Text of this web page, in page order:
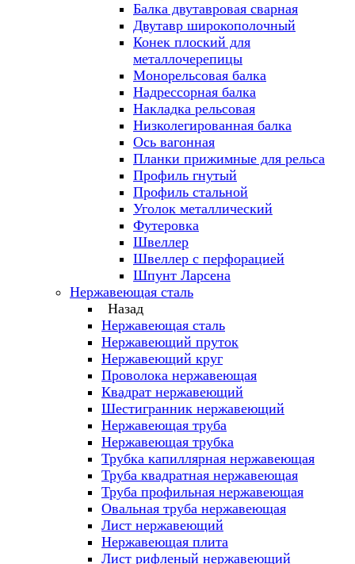
Балка двутавровая сварная
Двутавр широкополочный
Конек плоский для
металлочерепицы
Монорельсовая балка
Надрессорная балка
Накладка рельсовая
Низколегированная балка
Ось вагонная
Планки прижимные для рельса
Профиль гнутый
Профиль стальной
Уголок металлический
Футеровка
Швеллер
Швеллер с перфорацией
Шпунт Ларсена
Нержавеющая сталь
Назад
Нержавеющая сталь
Нержавеющий пруток
Нержавеющий круг
Проволока нержавеющая
Квадрат нержавеющий
Шестигранник нержавеющий
Нержавеющая труба
Нержавеющая трубка
Трубка капиллярная нержавеющая
Труба квадратная нержавеющая
Труба профильная нержавеющая
Овальная труба нержавеющая
Лист нержавеющий
Нержавеющая плита
Лист рифленый нержавеющий